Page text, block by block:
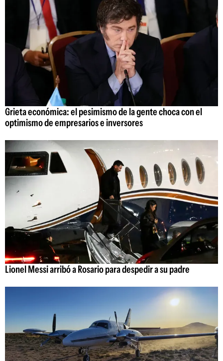
Grieta económica: el pesimismo de la gente choca con el
optimismo de empresarios e inversores
Lionel Messi arribó a Rosario para despedir a su padre